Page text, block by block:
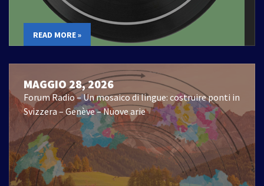
READ MORE »
MAGGIO 28, 2026
Forum Radio – Un mosaico di lingue: costruire ponti in
Svizzera – Genève – Nuove arie